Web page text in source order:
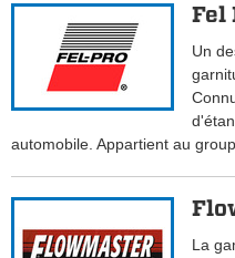
Fel
Un
automobile. Appartient au
La